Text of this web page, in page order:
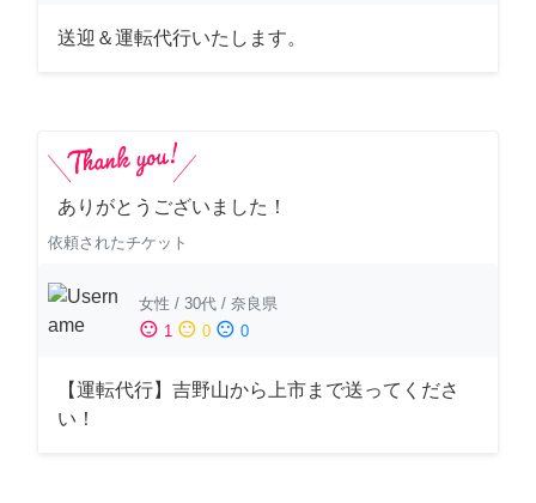
送迎＆運転代行いたします。
ありがとうございました！
依頼されたチケット
女性 / 30代 / 奈良県
sentiment_satisfied 1 sentiment_neutral 0 sentiment_dissatisfied 0
【運転代行】吉野山から上市まで送ってくださ
い！